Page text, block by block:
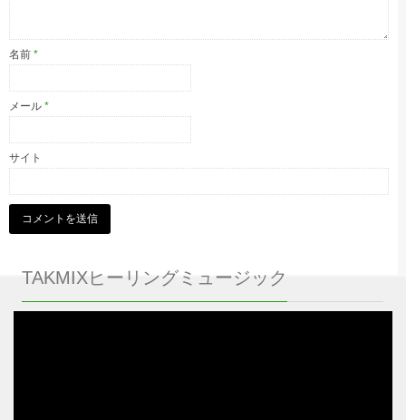
名前 *
メール *
サイト
TAKMIXヒーリングミュージック